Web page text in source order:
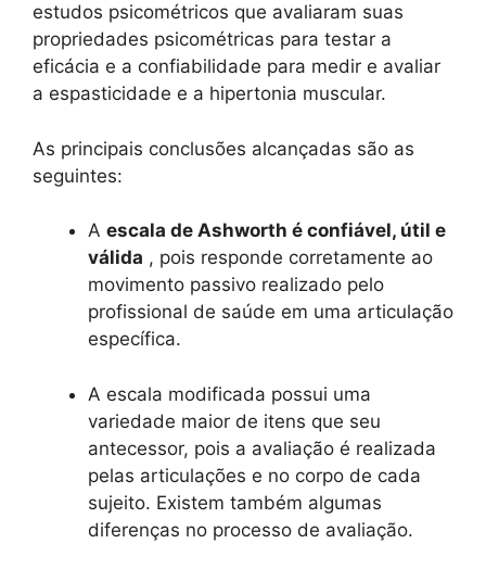
estudos psicométricos que avaliaram suas
propriedades psicométricas para testar a
eficácia e a confiabilidade para medir e avaliar
a espasticidade e a hipertonia muscular.
As principais conclusões alcançadas são as
seguintes:
A escala de Ashworth é confiável, útil e
válida , pois responde corretamente ao
movimento passivo realizado pelo
profissional de saúde em uma articulação
específica.
A escala modificada possui uma
variedade maior de itens que seu
antecessor, pois a avaliação é realizada
pelas articulações e no corpo de cada
sujeito. Existem também algumas
diferenças no processo de avaliação.